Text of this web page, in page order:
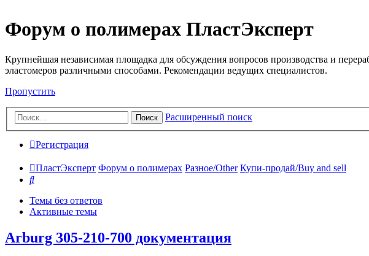
Форум о полимерах ПластЭксперт
Крупнейшая независимая площадка для обсуждения вопросов производства и
эластомеров различными способами. Рекомендации ведущих специалистов.
Пропустить
Поиск Расширенный поиск
Регистрация
ПластЭксперт Форум о полимерах Разное/Other Купи-продай/Buy and sell
Поиск
Темы без ответов
Активные темы
Arburg 305-210-700 документация